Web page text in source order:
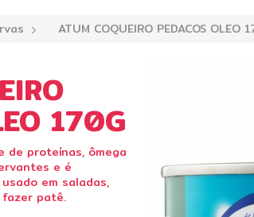
—› ATUM COQUEIRO PEDACOS OLEO
170G
de proteínas, ômega
e é
em saladas,
patê.